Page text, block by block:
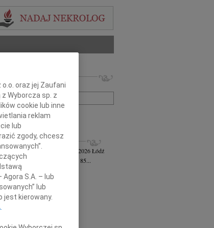
numer ogłoszenia:
szukanie zaawansowane
Ferszt wiek: 85 23.07.2026Łódź
zawiadamiam, że w wieku 85...
14.07.2026
2026 roku odszedł od nas...
28.05.2026
i żalem przyjęliśmy...
lat od dnia, kiedy...
oraz jej Zaufani
Wyborcza sp. z
cookie lub inne
reklam
lub
zgody, chcesz
S.A. – lub
lub
kierowany.